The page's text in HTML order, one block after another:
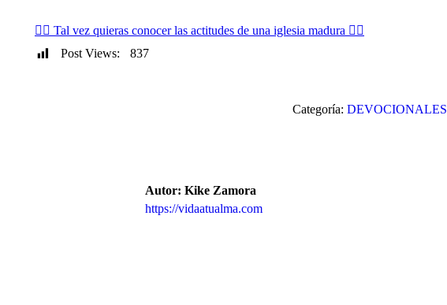
👉🏻 Tal vez quieras conocer las actitudes de una iglesia madura 👈🏻
Post Views:
837
Categoría: DEVOCIONALES
Autor: Kike Zamora
https://vidaatualma.com